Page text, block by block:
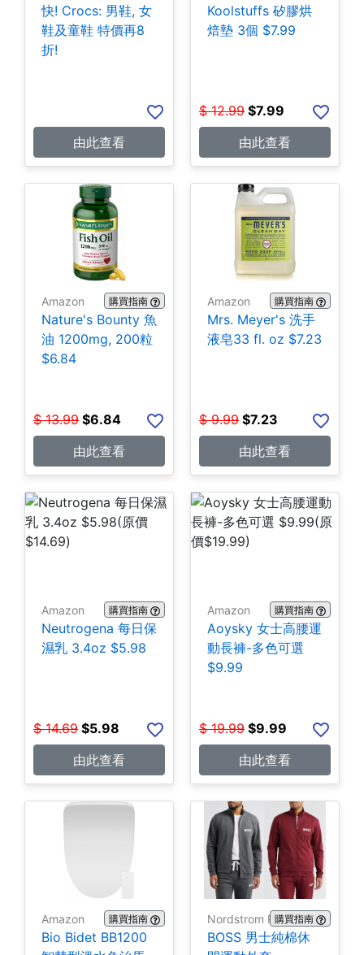
快! Crocs: 男鞋, 女
鞋及童鞋 特價再8
折!
由此查看
Koolstuffs 矽膠烘
焙墊 3個 $7.99
$ 12.99 $7.99
由此查看
Amazon 購買指南
Nature's Bounty 魚
油 1200mg, 200粒
$6.84
$ 13.99 $6.84
由此查看
Amazon 購買指南
Mrs. Meyer's 洗手
液皂33 fl. oz $7.23
$ 9.99 $7.23
由此查看
Amazon 購買指南
Neutrogena 每日保
濕乳 3.4oz $5.98
$ 14.69 $5.98
由此查看
Amazon 購買指南
Aoysky 女士高腰運
動長褲-多色可選
$9.99
$ 19.99 $9.99
由此查看
Amazon 購買指南
Bio Bidet BB1200
Nordstrom Rack購買指南
BOSS 男士純棉休